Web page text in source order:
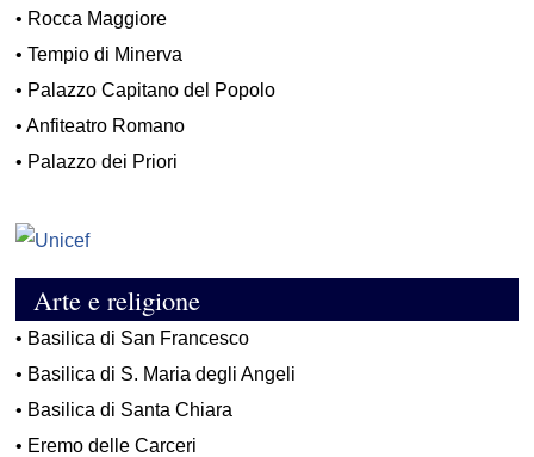
• Rocca Maggiore
•Tempio di Minerva
• Palazzo Capitano del Popolo
•Anfiteatro Romano
• Palazzo dei Priori
Arte e religione
• Basilica di San Francesco
• Basilica di S. Maria degli Angeli
• Basilica di Santa Chiara
• Eremo delle Carceri